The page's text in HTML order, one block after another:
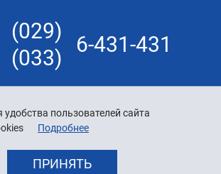
пользователей сайта
Подробнее
ПРИНЯТЬ
(029)
(033)
6-431-431